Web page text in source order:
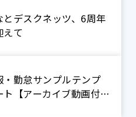
リ紹介】
とデスクネッツ、6周年
えて
・勤怠サンプルテンプ
ト【アーカイブ動画付